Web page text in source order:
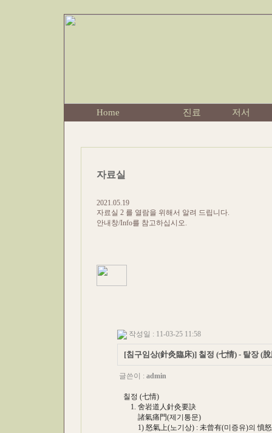
Home 진료 저서
자료실
2021.05.19
자료실 2 를 열람을 위해서 알려 드립니다.
안내창/Info를 참고하십시오.
작성일 : 11-03-25 11:58
[침구임상(針灸臨床)] 칠정 (七情) - 탈장 (脫
글쓴이 : admin
칠정 (七情)
1. 舍岩道人針灸要訣
諸氣痛門(제기통문)
1) 怒氣上(노기상) : 未曾有(미증유)의 憤怒